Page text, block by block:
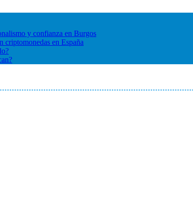
y confianza en Burgos
en España